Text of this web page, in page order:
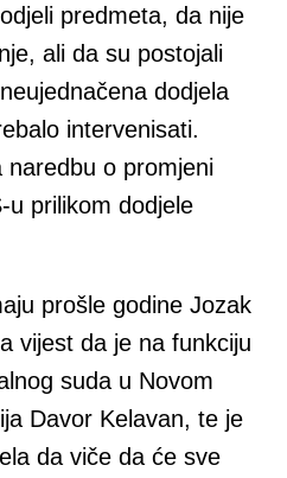
predmeta, da nije
ali da su postojali
dodjela
intervenisati.
naredbu o promjeni
u prilikom dodjele
prošle godine Jozak
vijest da je na funkciju
suda u Novom
Davor Kelavan, te je
da viče da će sve